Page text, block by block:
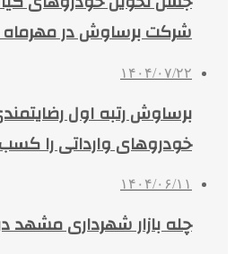
شرکت برساوش در مهرماه
۱۴۰۴/۰۷/۲۲
برساوش رتبه اول
خودروهای وارداتی را
۱۴۰۴/۰۶/۱۱
چله بازار شهرداری مشهد در ۱۴۰۴ برگزار